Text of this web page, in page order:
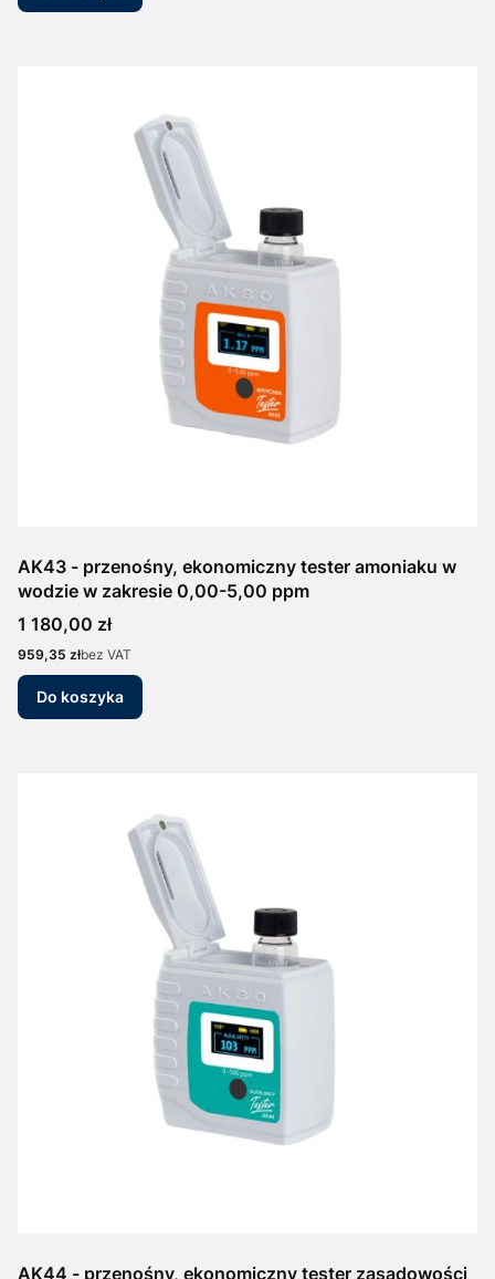
AK43 - przenośny, ekonomiczny tester amoniaku w
wodzie w zakresie 0,00-5,00 ppm
Cena
1 180,00 zł
Cena
959,35 złbez VAT
Do koszyka
AK44 - przenośny, ekonomiczny tester zasadowości